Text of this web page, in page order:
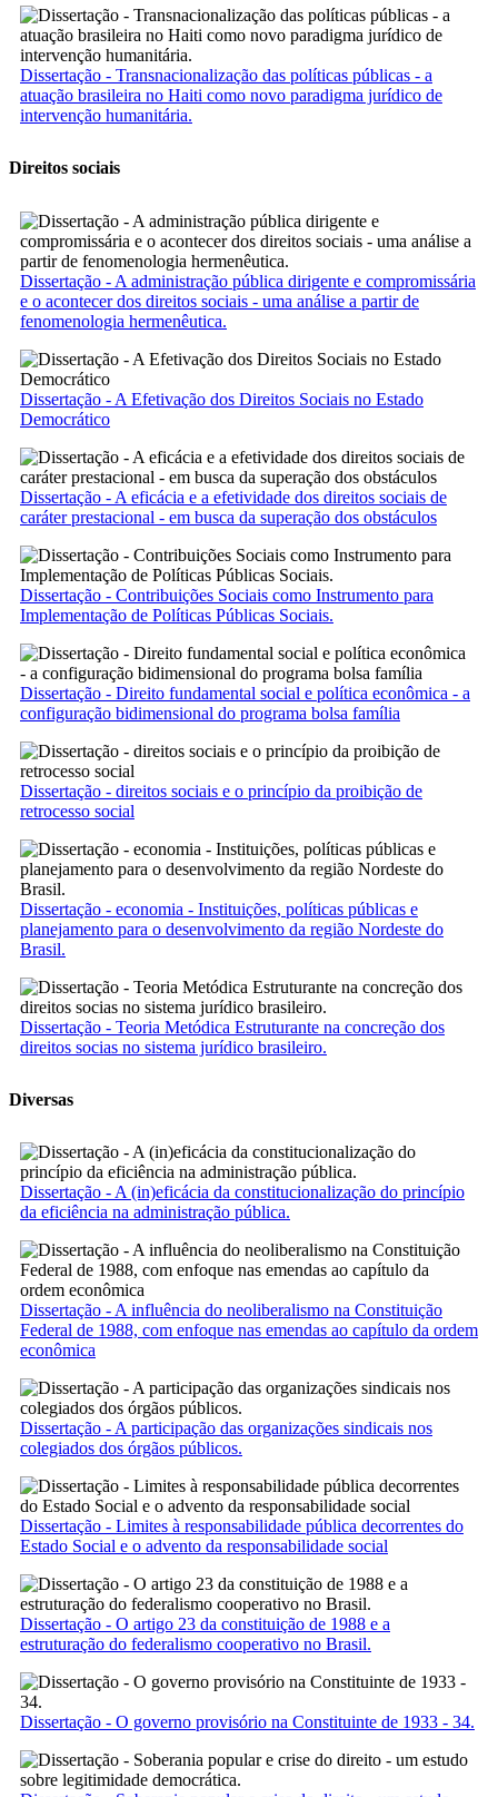
Dissertação - Transnacionalização das políticas públicas - a
atuação brasileira no Haiti como novo paradigma jurídico de
intervenção humanitária.
Direitos sociais
Dissertação - A administração pública dirigente e compromissária
e o acontecer dos direitos sociais - uma análise a partir de
fenomenologia hermenêutica.
Dissertação - A Efetivação dos Direitos Sociais no Estado
Democrático
Dissertação - A eficácia e a efetividade dos direitos sociais de
caráter prestacional - em busca da superação dos obstáculos
Dissertação - Contribuições Sociais como Instrumento para
Implementação de Políticas Públicas Sociais.
Dissertação - Direito fundamental social e política econômica - a
configuração bidimensional do programa bolsa família
Dissertação - direitos sociais e o princípio da proibição de
retrocesso social
Dissertação - economia - Instituições, políticas públicas e
planejamento para o desenvolvimento da região Nordeste do
Brasil.
Dissertação - Teoria Metódica Estruturante na concreção dos
direitos socias no sistema jurídico brasileiro.
Diversas
Dissertação - A (in)eficácia da constitucionalização do princípio
da eficiência na administração pública.
Dissertação - A influência do neoliberalismo na Constituição
Federal de 1988, com enfoque nas emendas ao capítulo da ordem
econômica
Dissertação - A participação das organizações sindicais nos
colegiados dos órgãos públicos.
Dissertação - Limites à responsabilidade pública decorrentes do
Estado Social e o advento da responsabilidade social
Dissertação - O artigo 23 da constituição de 1988 e a
estruturação do federalismo cooperativo no Brasil.
Dissertação - O governo provisório na Constituinte de 1933 - 34.